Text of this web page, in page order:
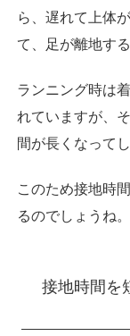
ら、遅れて上体
て、足が離地す
ランニング時は
れていますが、
間が長くなって
このため接地時
るのでしょうね。
接地時間を